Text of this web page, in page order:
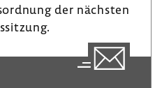
der nächsten